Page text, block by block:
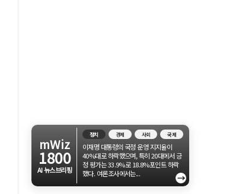
mWiz
1800
AI 뉴스브리핑
정치 경제 사회 국제
이재명 대통령의 국정 운영 지지율이
40%대로 하락했으며, 특히 20대에서 긍
정 평가는 33.9%로 18.8%포인트 하락
했다. 여론조사에서는...
→